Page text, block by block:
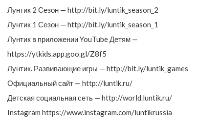
Лунтик 2 Сезон — http://bit.ly/luntik_season_2
Лунтик 1 Сезон — http://bit.ly/luntik_season_1
Лунтик в приложении YouTube Детям —
https://ytkids.app.goo.gl/Z8f5
Лунтик. Развивающие игры — http://bit.ly/luntik_games
Официальный сайт — http://luntik.ru/
Детская социальная сеть — http://world.luntik.ru/
Instagram https://www.instagram.com/luntikrussia